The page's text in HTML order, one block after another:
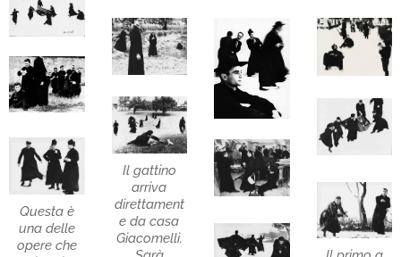
Il gattino
arriva
direttament
e da casa
Giacomelli.
Questa è
una delle
opere che